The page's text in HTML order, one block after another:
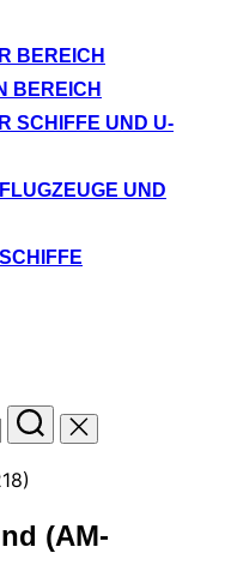
BEREICH
BEREICH
SCHIFFE UND U-
UND
(AM-